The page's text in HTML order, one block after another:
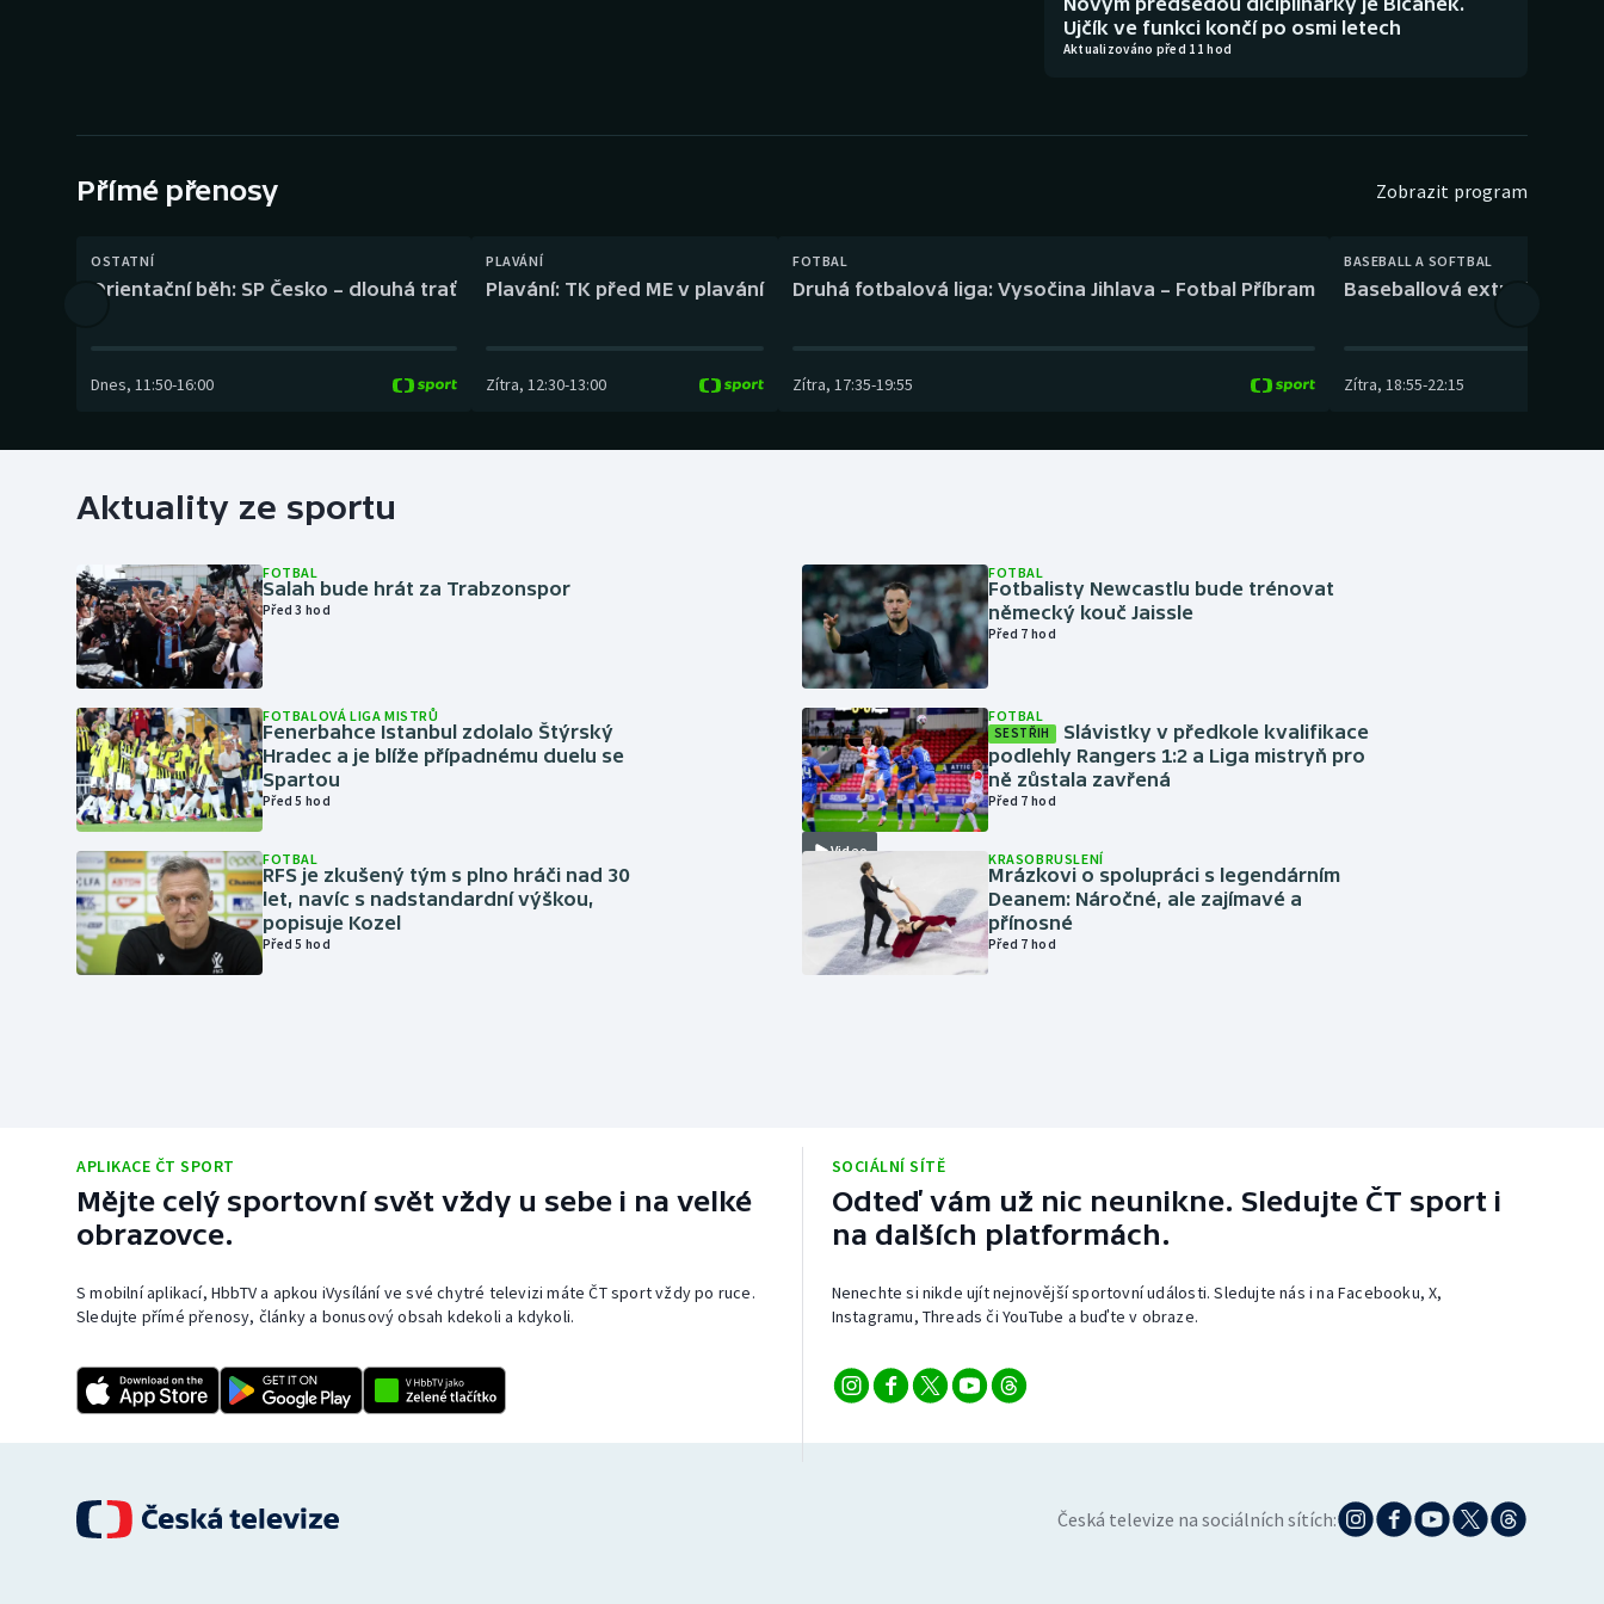
Gymnastika Plážový volejbal
Ujčík ve funkci končí po osmi letech
Aktualizováno před 11 hod
Přímé přenosy Zobrazit program
OSTATNÍ
Orientační běh: SP Česko – dlouhá trať
Dnes, 11:50-16:00
PLAVÁNÍ
Plavání: TK před ME v plavání
Zítra, 12:30-13:00
FOTBAL
Druhá fotbalová liga: Vysočina Jihlava – Fotbal Příbram
Zítra, 17:35-19:55
BASEBALL A SOFTBAL
Baseballová extraliga:
Zítra, 18:55-22:15
Aktuality ze sportu
FOTBAL
Salah bude hrát za Trabzonspor
Před 3 hod
FOTBALOVÁ LIGA MISTRŮ
Fenerbahce Istanbul zdolalo Štýrský
Hradec a je blíže případnému duelu se
Spartou
Před 5 hod
FOTBAL
RFS je zkušený tým s plno hráči nad 30
let, navíc s nadstandardní výškou,
popisuje Kozel
Před 5 hod
FOTBAL
Fotbalisty Newcastlu bude trénovat
německý kouč Jaissle
Před 7 hod
Video
FOTBAL
SESTŘIH
Slávistky v předkole kvalifikace
podlehly Rangers 1:2 a Liga mistryň pro
ně zůstala zavřená
Před 7 hod
KRASOBRUSLENÍ
Mrázkovi o spolupráci s legendárním
Deanem: Náročné, ale zajímavé a
přínosné
Před 7 hod
APLIKACE ČT SPORT
Mějte celý sportovní svět vždy u sebe i na velké
obrazovce.
S mobilní aplikací, HbbTV a apkou iVysílání ve své chytré televizi máte ČT sport vždy po ruce.
Sledujte přímé přenosy, články a bonusový obsah kdekoli a kdykoli.
SOCIÁLNÍ SÍTĚ
Odteď vám už nic neunikne. Sledujte ČT sport i
na dalších platformách.
Nenechte si nikde ujít nejnovější sportovní události. Sledujte nás i na Facebooku, X,
Instagramu, Threads či YouTube a buďte v obraze.
Česká televize na sociálních sítích: